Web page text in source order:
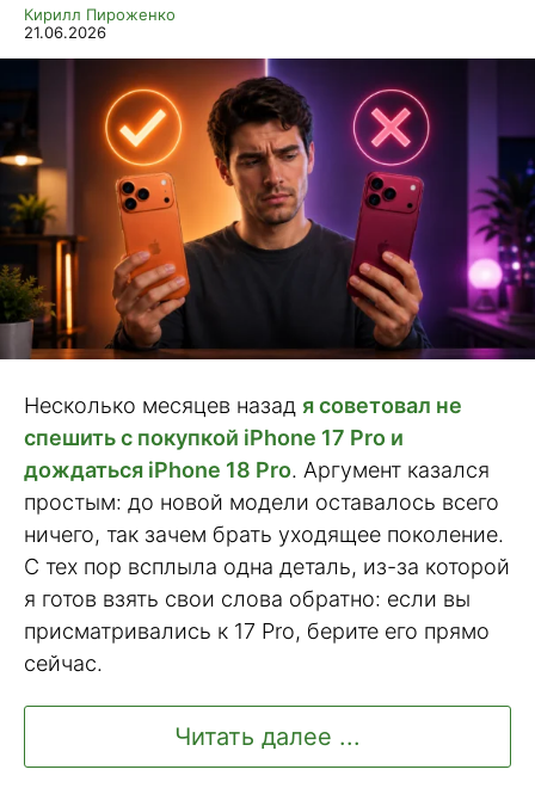
Кирилл Пироженко
21.06.2026
Несколько месяцев назад я советовал не
спешить с покупкой iPhone 17 Pro и
дождаться iPhone 18 Pro. Аргумент казался
простым: до новой модели оставалось всего
ничего, так зачем брать уходящее поколение.
С тех пор всплыла одна деталь, из-за которой
я готов взять свои слова обратно: если вы
присматривались к 17 Pro, берите его прямо
сейчас.
Читать далее ...